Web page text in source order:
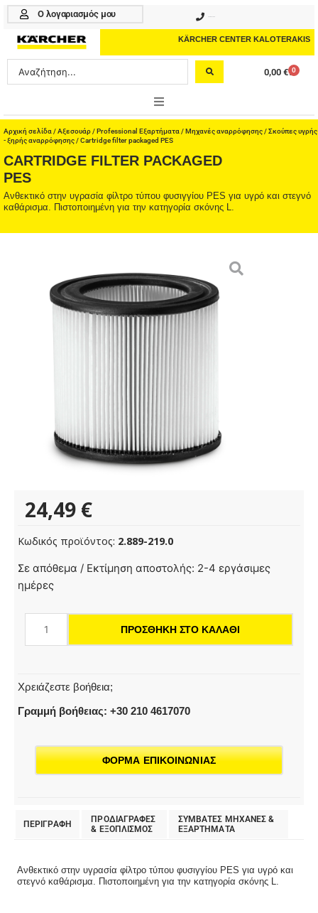
Μετάβαση
περιεχόμενο
Ο λογαριασμός μου
KÄRCHER CENTER KALOTERAKIS
Search
...
0,00 € 0
Cart
ONLINE SHOP
HOME & GARDEN
PROFESSIONAL
ΥΠΗΡΕΣΙΕΣ-ΝΕΑ-ΛΥΣΕΙΣ
Αρχική σελίδα /Αξεσουάρ/Professional Εξαρτήματα /Μηχανές αναρρόφησης/Σκούπες υγρής
- ξηρής αναρρόφησης/ Cartridge filter packaged PES
CARTRIDGE FILTER PACKAGED
PES
Ανθεκτικό στην υγρασία φίλτρο τύπου φυσιγγίου PES για υγρό και στεγνό
καθάρισμα. Πιστοποιημένη για την κατηγορία σκόνης L.
24,49 €
Κωδικός προϊόντος: 2.889-219.0
Σε απόθεμα / Εκτίμηση αποστολής: 2-4 εργάσιμες
ημέρες
Cartridge
filter
ποσότητα
ΠΡΟΣΘΉΚΗ ΣΤΟ ΚΑΛΆΘΙ
Χρειάζεστε βοήθεια;
Γραμμή βοήθειας: +30 210 4617070
ΦΟΡΜΑ ΕΠΙΚΟΙΝΩΝΙΑΣ
ΠΕΡΙΓΡΑΦΗ
ΠΡΟΔΙΑΓΡΑΦΕΣ
& EΞΟΠΛΙΣΜΟΣ
ΣΥΜΒΑΤΕΣ ΜΗΧΑΝΕΣ &
ΕΞΑΡΤΗΜΑΤΑ
Ανθεκτικό στην υγρασία φίλτρο τύπου φυσιγγίου PES για υγρό και
στεγνό καθάρισμα. Πιστοποιημένη για την κατηγορία σκόνης L.